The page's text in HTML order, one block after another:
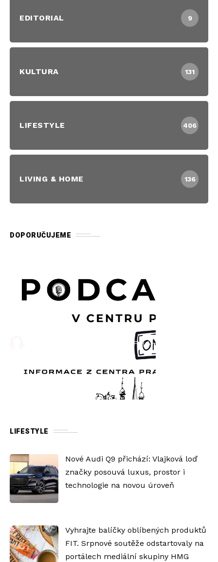
EDITORIAL 9
KULTURA 131
LIFESTYLE 406
LIVING & HOME 136
DOPORUČUJEME
LIFESTYLE
Nové Audi Q9 přichází: Vlajková loď
značky posouvá luxus, prostor i
technologie na novou úroveň
Vyhrajte balíčky oblíbených produktů
FIT. Srpnové soutěže odstartovaly na
portálech mediální skupiny HMG